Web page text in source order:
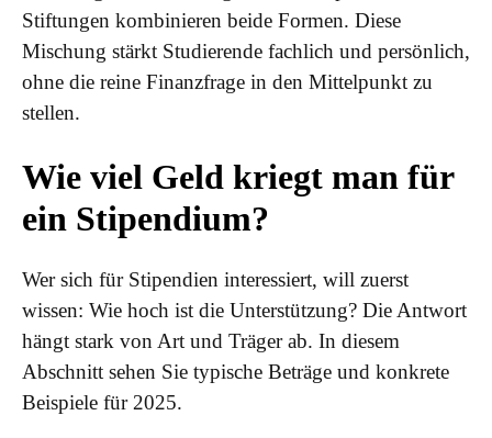
Stiftungen kombinieren beide Formen. Diese
Mischung stärkt Studierende fachlich und persönlich,
ohne die reine Finanzfrage in den Mittelpunkt zu
stellen.
Wie viel Geld kriegt man für
ein Stipendium?
Wer sich für Stipendien interessiert, will zuerst
wissen: Wie hoch ist die Unterstützung? Die Antwort
hängt stark von Art und Träger ab. In diesem
Abschnitt sehen Sie typische Beträge und konkrete
Beispiele für 2025.